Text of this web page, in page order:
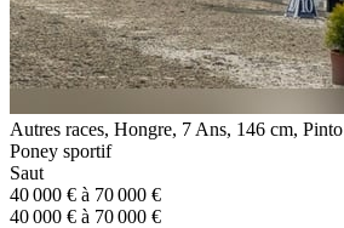
Autres races, Hongre, 7 Ans, 146 cm, Pinto
Poney sportif
Saut
40 000 € à 70 000 €
40 000 € à 70 000 €